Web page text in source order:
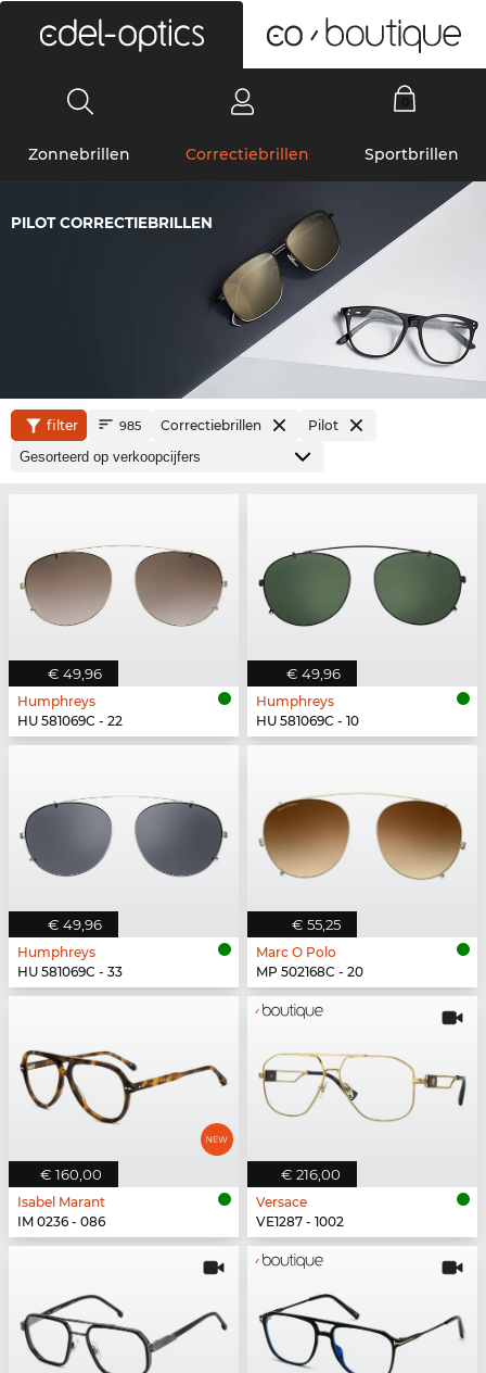
Zonnebrillen Correctiebrillen Sportbrillen
PILOT CORRECTIEBRILLEN
filter 985 Correctiebrillen Pilot
€ 49,96
Humphreys
HU 581069C - 22
€ 49,96
Humphreys
HU 581069C - 10
€ 49,96
Humphreys
HU 581069C - 33
€ 55,25
Marc O Polo
MP 502168C - 20
€ 160,00
Isabel Marant
IM 0236 - 086
€ 216,00
Versace
VE1287 - 1002